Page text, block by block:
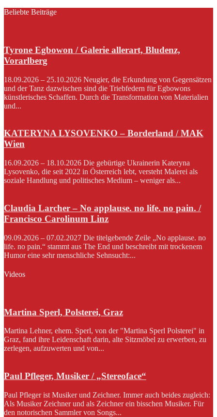
Beliebte Beiträge
Tyrone Egbowon / Galerie allerart, Bludenz,
Vorarlberg
18.09.2026 – 25.10.2026 Neugier, die Erkundung von Gegensätzen
und der Tanz dazwischen sind die Triebfedern für Egbowons
künstlerisches Schaffen. Durch die Transformation von Materialien
und...
KATERYNA LYSOVENKO – Borderland / MAK
Wien
16.09.2026 – 18.10.2026 Die gebürtige Ukrainerin Kateryna
Lysovenko, die seit 2022 in Österreich lebt, versteht Malerei als
soziale Handlung und politisches Medium – weniger als...
Claudia Larcher – No applause. no life. no pain. /
Francisco Carolinum Linz
09.09.2026 – 07.02.2027 Die titelgebende Zeile „No applause. no
life. no pain.“ stammt aus The End und beschreibt mit trockenem
Humor eine sehr menschliche Sehnsucht:...
Videos
Martina Sperl, Polsterei, Graz
Martina Lehner, ehem. Sperl, von der "Martina Sperl Polsterei" in
Graz, fand ihre Leidenschaft darin, alte Sitzmöbel zu erwerben, zu
zerlegen, aufzuwerten und von...
Paul Pfleger, Musiker / „Stereoface“
Paul Pfleger ist Musiker und Zeichner. Immer auch beides zugleich:
Als Musiker Zeichner und als Zeichner ein bisschen Musiker. Für
den notorischen Sammler von Songs...